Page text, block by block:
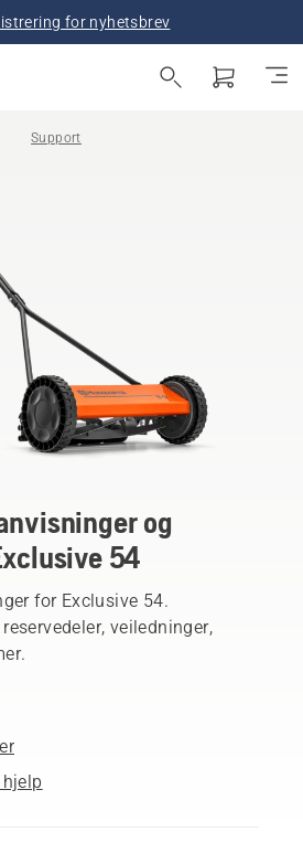
for nyhetsbrev
Support
og
54
for Exclusive 54.
veiledninger,